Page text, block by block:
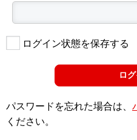
ログイン状態を保存する
パスワードを忘れた場合は、
ください。